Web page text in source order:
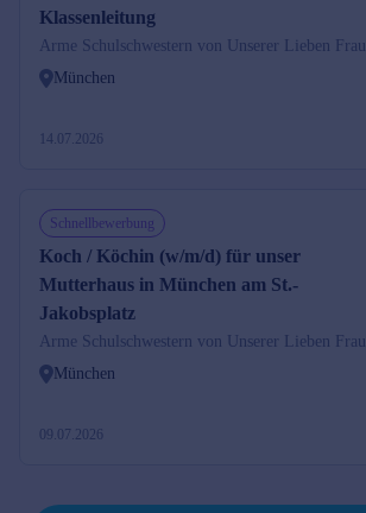
Klassenleitung
Arme Schulschwestern von Unserer Lieben Frau
München
14.07.2026
Schnellbewerbung
Koch / Köchin (w/m/d) für unser
Mutterhaus in München am St.-
Jakobsplatz
Arme Schulschwestern von Unserer Lieben Frau
München
09.07.2026